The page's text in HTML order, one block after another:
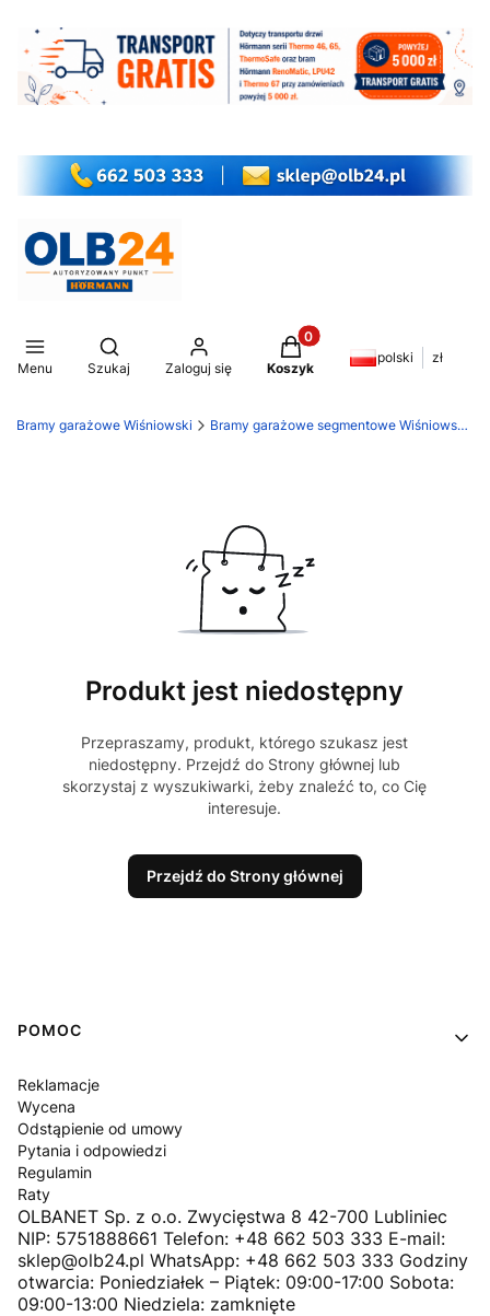
Menu
Otwórz wyszukiwarkę
Szukaj Zaloguj się
Produkty w koszyku: 0.
Koszyk
polski zł
Bramy garażowe Wiśniowski Bramy garażowe segmentowe Wiśniowski Unipro
Produkt jest niedostępny
Przepraszamy, produkt, którego szukasz jest
niedostępny. Przejdź do Strony głównej lub
skorzystaj z wyszukiwarki, żeby znaleźć to, co Cię
interesuje.
Przejdź do Strony głównej
Linki w stopce
POMOC
Reklamacje
Wycena
Odstąpienie od umowy
Pytania i odpowiedzi
Regulamin
Raty
OLBANET Sp. z o.o. Zwycięstwa 8 42-700 Lubliniec
NIP: 5751888661 Telefon: +48 662 503 333 E-mail:
sklep@olb24.pl WhatsApp: +48 662 503 333 Godziny
otwarcia: Poniedziałek – Piątek: 09:00-17:00 Sobota:
09:00-13:00 Niedziela: zamknięte